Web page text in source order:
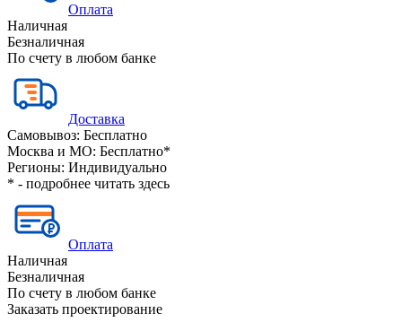
Оплата
Наличная
Безналичная
По счету в любом банке
Доставка
Самовывоз: Бесплатно
Москва и МО: Бесплатно*
Регионы: Индивидуально
* - подробнее читать здесь
Оплата
Наличная
Безналичная
По счету в любом банке
Заказать проектирование